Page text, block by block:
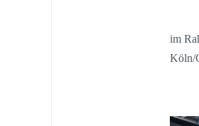
im
Köln/